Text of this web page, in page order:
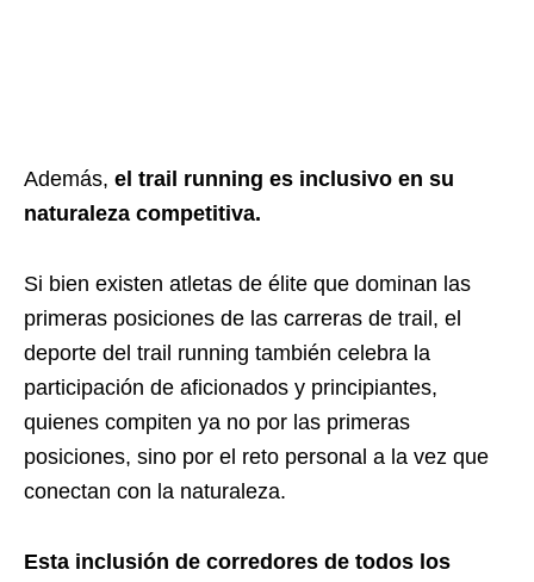
Además, el trail running es inclusivo en su
naturaleza competitiva.
Si bien existen atletas de élite que dominan las
primeras posiciones de las carreras de trail, el
deporte del trail running también celebra la
participación de aficionados y principiantes,
quienes compiten ya no por las primeras
posiciones, sino por el reto personal a la vez que
conectan con la naturaleza.
Esta inclusión de corredores de todos los